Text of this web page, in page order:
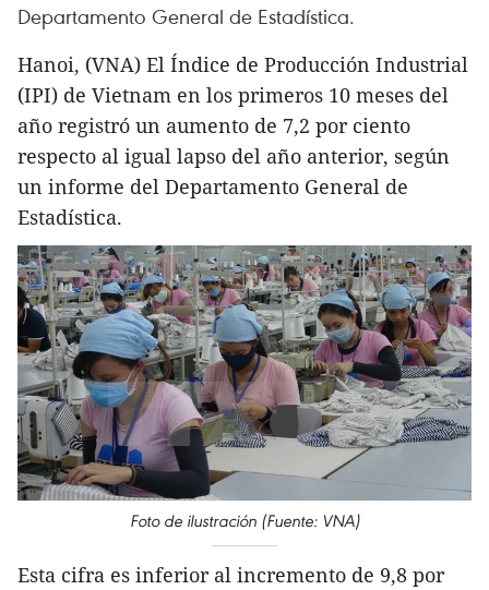
Departamento General de Estadística.
Hanoi, (VNA) El Índice de Producción Industrial
(IPI) de Vietnam en los primeros 10 meses del
año registró un aumento de 7,2 por ciento
respecto al igual lapso del año anterior, según
un informe del Departamento General de
Estadística.
Foto de ilustración (Fuente: VNA)
Esta cifra es inferior al incremento de 9,8 por